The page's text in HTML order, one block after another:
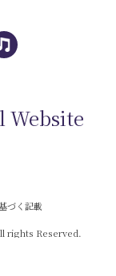
Website
づく記載
rights Reserved.